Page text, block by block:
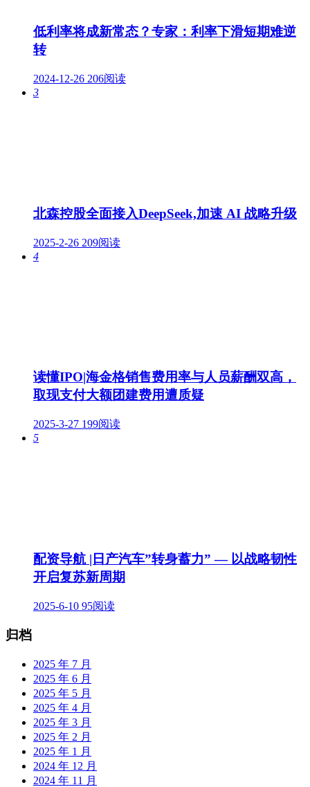
低利率将成新常态？专家：利率下滑短期难逆
转
2024-12-26 206阅读
3
北森控股全面接入DeepSeek,加速 AI 战略升级
2025-2-26 209阅读
4
读懂IPO|海金格销售费用率与人员薪酬双高，
取现支付大额团建费用遭质疑
2025-3-27 199阅读
5
配资导航 |日产汽车”转身蓄力” — 以战略韧性
开启复苏新周期
2025-6-10 95阅读
归档
2025 年 7 月
2025 年 6 月
2025 年 5 月
2025 年 4 月
2025 年 3 月
2025 年 2 月
2025 年 1 月
2024 年 12 月
2024 年 11 月